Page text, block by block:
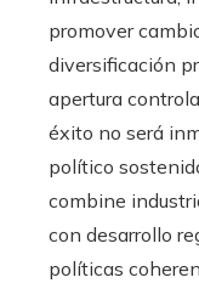
promover
diversificación
apertura
éxito no será
político
combine
con desarrollo
políticas